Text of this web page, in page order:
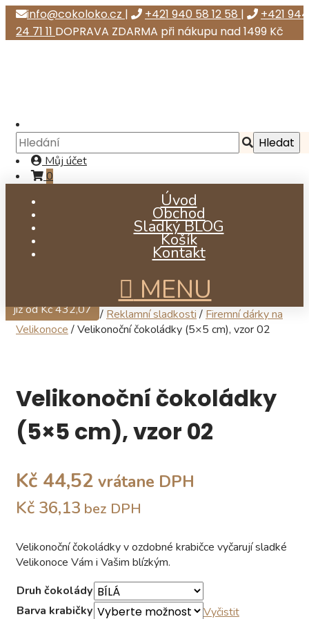
info@cokoloko.cz | +421 940 58 12 58 |
+421 944
24 71 11 DOPRAVA ZDARMA při nákupu nad 1499 Kč
Můj účet
0
Úvod
Obchod
Sladký BLOG
Košík
Kontakt
MENU
Domov/Obchod / Reklamní sladkosti / Firemní dárky na
Velikonoce / Velikonoční čokoládky (5×5 cm), vzor 02
Velikonoční čokoládky
(5×5 cm), vzor 02
Kč 44,52 vrátane DPH
Kč 36,13 bez DPH
Velikonoční čokoládky v ozdobné krabičce vyčarují sladké
Velikonoce Vám i Vašim blízkým.
Druh čokolády
Barva krabičky
Vyčistit
již od Kč 200,42
již od Kč 432,07